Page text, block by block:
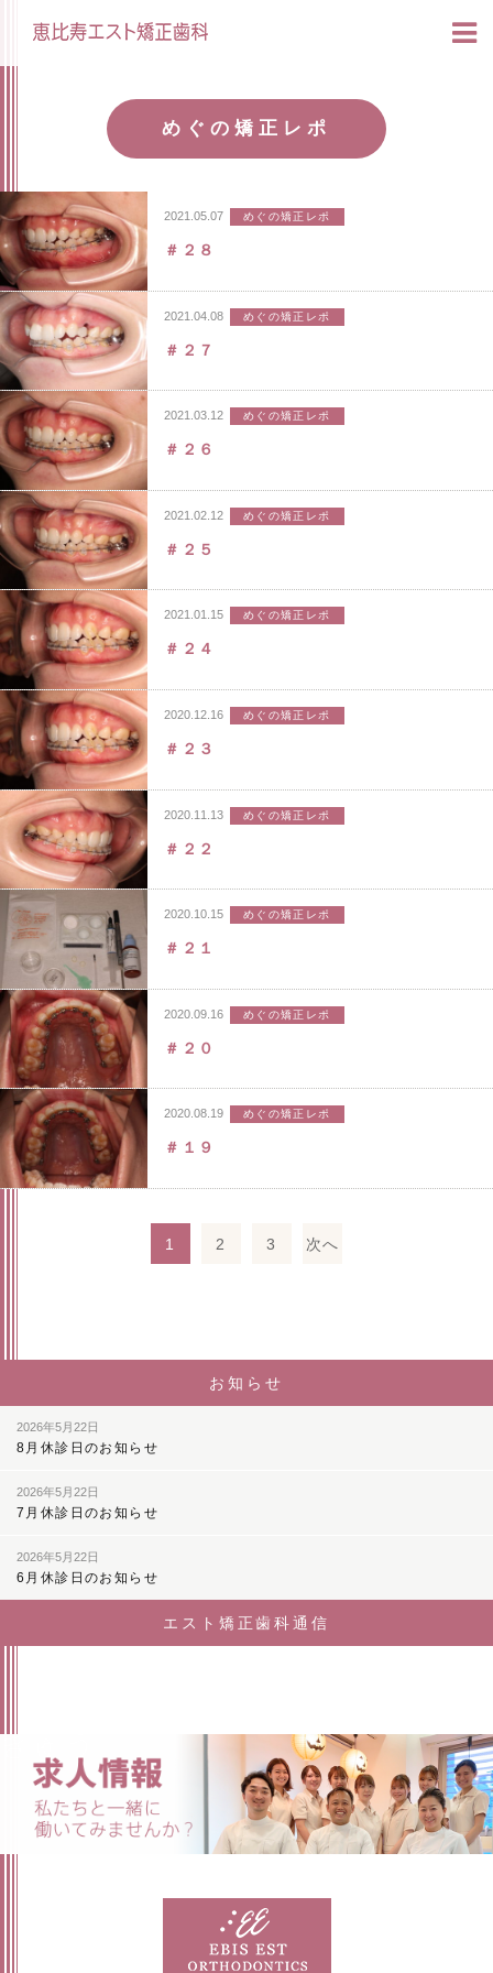
めぐの矯正レポ
2021.05.07 めぐの矯正レポ
＃２８
2021.04.08 めぐの矯正レポ
＃２７
2021.03.12 めぐの矯正レポ
＃２６
2021.02.12 めぐの矯正レポ
＃２５
2021.01.15 めぐの矯正レポ
＃２４
2020.12.16 めぐの矯正レポ
＃２３
2020.11.13 めぐの矯正レポ
＃２２
2020.10.15 めぐの矯正レポ
＃２１
2020.09.16 めぐの矯正レポ
＃２０
2020.08.19 めぐの矯正レポ
＃１９
ペ
ー
1 2 3 次へ
お知らせ
2026年5月22日
8月休診日のお知らせ
2026年5月22日
7月休診日のお知らせ
2026年5月22日
6月休診日のお知らせ
エスト矯正歯科通信